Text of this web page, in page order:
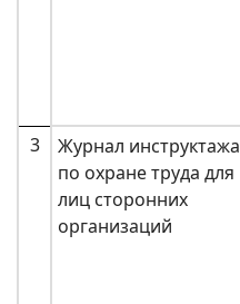
3
Журнал инструктажа
по охране труда для
лиц сторонних
организаций